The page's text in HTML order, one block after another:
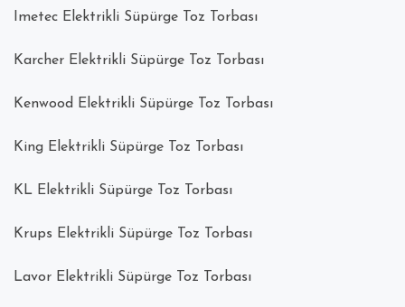
Imetec Elektrikli Süpürge Toz Torbası
Karcher Elektrikli Süpürge Toz Torbası
Kenwood Elektrikli Süpürge Toz Torbası
King Elektrikli Süpürge Toz Torbası
KL Elektrikli Süpürge Toz Torbası
Krups Elektrikli Süpürge Toz Torbası
Lavor Elektrikli Süpürge Toz Torbası